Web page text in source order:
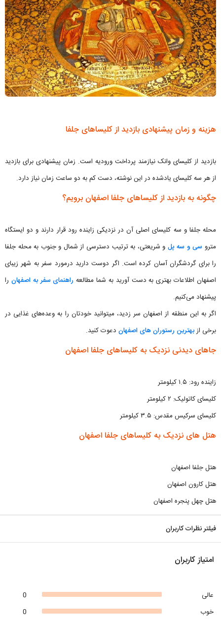
هزینه و زمان پیشنهادی بازدید از کلیساهای جلفا
بازدید از کلیسای وانک نیازمند پرداخت ورودیه است. زمان پیشنهادی برای بازدید
از هر سه کلیسای یادشده در این نوشته، دست کم به دو ساعت زمان نیاز دارد.
چگونه به بازدید از کلیساهای جلفا اصفهان برویم؟
محله جلفا و سه کلیسای اصلی آن در نزدیکی زاینده رود قرار دارند و دو ایستگاه
مترو سی و سه پل و شریعتی، به ترتیب دسترسی از شمال و جنوب به محله جلفا
را برای گردشگران آسان کرده است. اگر دوست دارید درمورد سفر به شهر زیبای
اصفهان اطلاعات بهتری به دست آورید به شما مطالعه راهنمای سفر به اصفهان را
پیشنهاد می‌کنیم.
اگر به این منطقه از اصفهان سر زدید، میتوانید خودتان را به وعده‌های غذایی در
برخی ازبهترین رستوران های اصفهان دعوت کنید.
جاهای دیدنی نزدیک به کلیساهای جلفا اصفهان
زاینده رود: ۱.۵ کیلومتر
کلیسای کاتولیک: ۲ کیلومتر
کلیسای سرکیس مقدس: ۳.۵ کیلومتر
هتل های نزدیک به کلیساهای جلفا اصفهان
هتل جلفا اصفهان
هتل کارون اصفهان
هتل چهل پنجره اصفهان
فیلتر نظرات کاربران
امتیاز کاربران
0
عالی
0
خوب